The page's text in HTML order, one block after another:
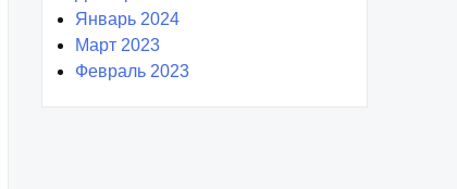
Январь 2024
Март 2023
Февраль 2023